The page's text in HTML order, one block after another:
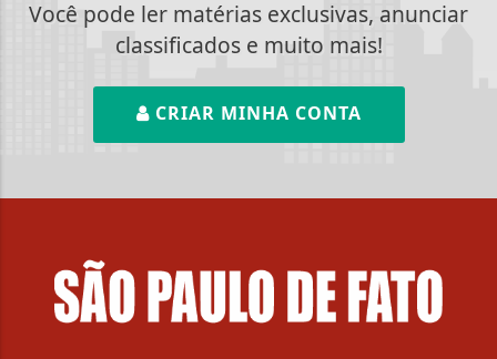
Você pode ler matérias exclusivas, anunciar
classificados e muito mais!
CRIAR MINHA CONTA